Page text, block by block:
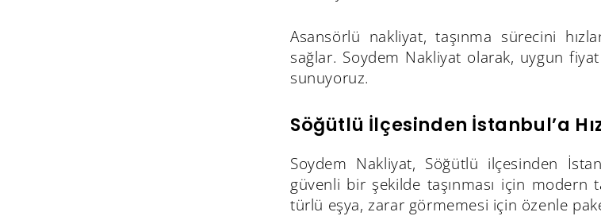
Asansörlü nakliyat, taşınma sürecini
sağlar. Soydem Nakliyat olarak, uygun
sunuyoruz.
Söğütlü İlçesinden İstanbul’a
Soydem Nakliyat, Söğütlü ilçesinden
güvenli bir şekilde taşınması için modern
türlü eşya, zarar görmemesi için özenle